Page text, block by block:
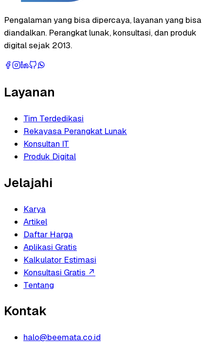
Pengalaman yang bisa dipercaya, layanan yang bisa
diandalkan. Perangkat lunak, konsultasi, dan produk
digital sejak 2013.
Layanan
Tim Terdedikasi
Rekayasa Perangkat Lunak
Konsultan IT
Produk Digital
Jelajahi
Karya
Artikel
Daftar Harga
Aplikasi Gratis
Kalkulator Estimasi
Konsultasi Gratis ↗
Tentang
Kontak
halo@beemata.co.id